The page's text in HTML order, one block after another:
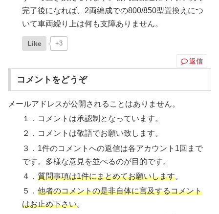
完了後になれば、2両編成での800/850型置換えにつ
いて車両繰り上は何も支障ありません。
Like +3
返信
コメントをどうぞ
メールアドレスが公開されることはありません。
１．コメントは承認制となっています。
２．コメントは敬語でお願い致します。
３．1件のコメントへの返信は各アカウント1回まで
です。多様な意見を並べるのが目的です。
４．質問事項は1件にまとめてお願いします。
５．他者のコメントの是非自体に言及するコメント
はお止め下さい。